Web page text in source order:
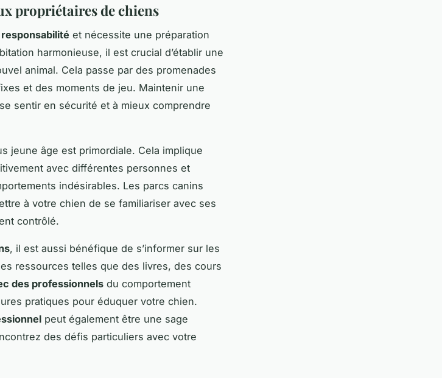
propriétaires de chiens
responsabilité et nécessite une préparation
harmonieuse, il est crucial d’établir une
animal. Cela passe par des promenades
et des moments de jeu. Maintenir une
sentir en sécurité et à mieux comprendre
jeune âge est primordiale. Cela implique
avec différentes personnes et
indésirables. Les parcs canins
à votre chien de se familiariser avec ses
contrôlé.
, il est aussi bénéfique de s’informer sur les
ressources telles que des livres, des cours
des professionnels du comportement
pratiques pour éduquer votre chien.
peut également être une sage
des défis particuliers avec votre